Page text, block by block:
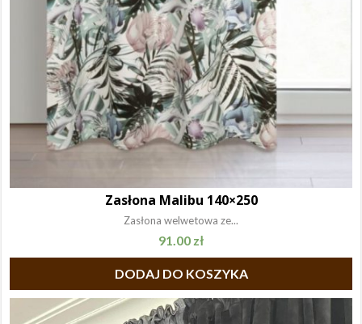
Zasłona Malibu 140×250
Zasłona welwetowa ze...
91.00 zł
DODAJ DO KOSZYKA